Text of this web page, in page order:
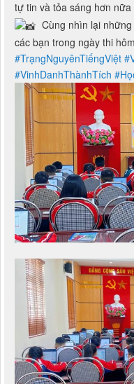
tự tin và tỏa sáng hơn
Cùng nhìn lại
các bạn trong ngày thi
#TrạngNguyênTiếngViệt
#VinhDanhThànhTích